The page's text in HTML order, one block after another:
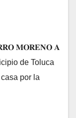
𝐌𝐎𝐑𝐄𝐍𝐎 𝐀
de Toluca
por la